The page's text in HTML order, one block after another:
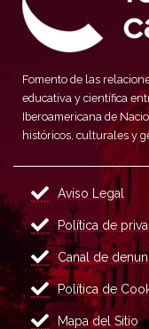
Fomento de las
educativa y científica
Iberoamericana de
históricos, culturales y
Aviso Legal
Política de
Canal de
Política de
Mapa del Sitio